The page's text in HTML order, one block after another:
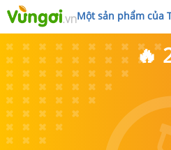
Một sản phẩm của
🔥